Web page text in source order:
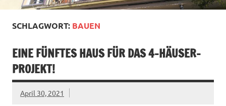
SCHLAGWORT: BAUEN
EINE FÜNFTES HAUS FÜR DAS 4-HÄUSER-
PROJEKT!
April 30, 2021